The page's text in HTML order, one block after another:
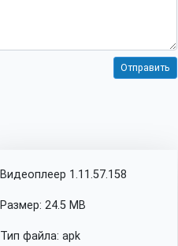
Видеоплеер 1.11.57.158
Размер: 24.5 MB
Тип файла: apk